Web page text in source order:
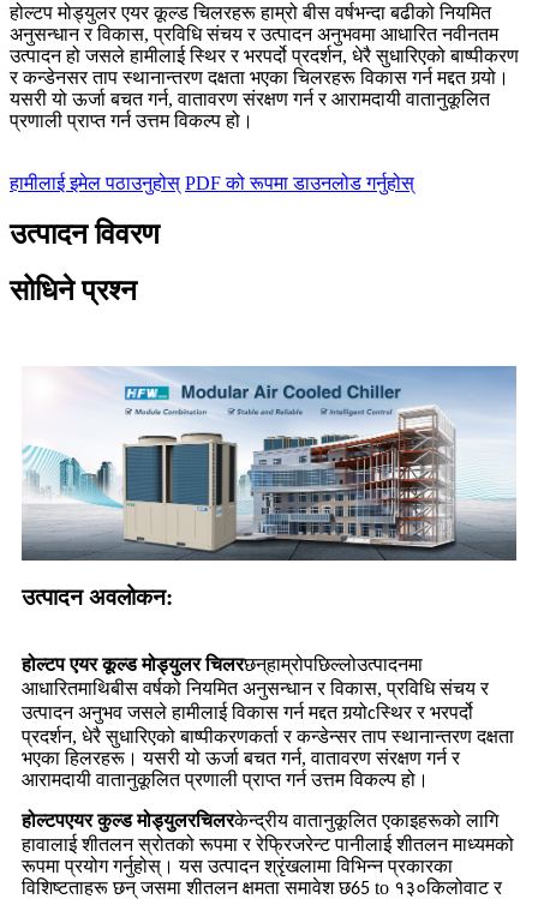
होल्टप मोड्युलर एयर कूल्ड चिलरहरू हाम्रो बीस वर्षभन्दा बढीको नियमित
अनुसन्धान र विकास, प्रविधि संचय र उत्पादन अनुभवमा आधारित नवीनतम
उत्पादन हो जसले हामीलाई स्थिर र भरपर्दो प्रदर्शन, धेरै सुधारिएको बाष्पीकरण
र कन्डेनसर ताप स्थानान्तरण दक्षता भएका चिलरहरू विकास गर्न मद्दत गर्‍यो।
यसरी यो ऊर्जा बचत गर्न, वातावरण संरक्षण गर्न र आरामदायी वातानुकूलित
प्रणाली प्राप्त गर्न उत्तम विकल्प हो।
हामीलाई इमेल पठाउनुहोस् PDF को रूपमा डाउनलोड गर्नुहोस्
उत्पादन विवरण
सोधिने प्रश्न
उत्पादन अवलोकन:
होल्टप एयर कूल्ड मोड्युलर चिलरछन्हाम्रोपछिल्लोउत्पादनमा
आधारितमाथिबीस वर्षको नियमित अनुसन्धान र विकास, प्रविधि संचय र
उत्पादन अनुभव जसले हामीलाई विकास गर्न मद्दत गर्‍योcस्थिर र भरपर्दो
प्रदर्शन, धेरै सुधारिएको बाष्पीकरणकर्ता र कन्डेन्सर ताप स्थानान्तरण दक्षता
भएका हिलरहरू। यसरी यो ऊर्जा बचत गर्न, वातावरण संरक्षण गर्न र
आरामदायी वातानुकूलित प्रणाली प्राप्त गर्न उत्तम विकल्प हो।
होल्टपएयर कुल्ड मोड्युलरचिलरकेन्द्रीय वातानुकूलित एकाइहरूको लागि
हावालाई शीतलन स्रोतको रूपमा र रेफ्रिजरेन्ट पानीलाई शीतलन माध्यमको
रूपमा प्रयोग गर्नुहोस्। यस उत्पादन श्रृंखलामा विभिन्न प्रकारका
विशिष्टताहरू छन् जसमा शीतलन क्षमता समावेश छ65 to १३०किलोवाट र